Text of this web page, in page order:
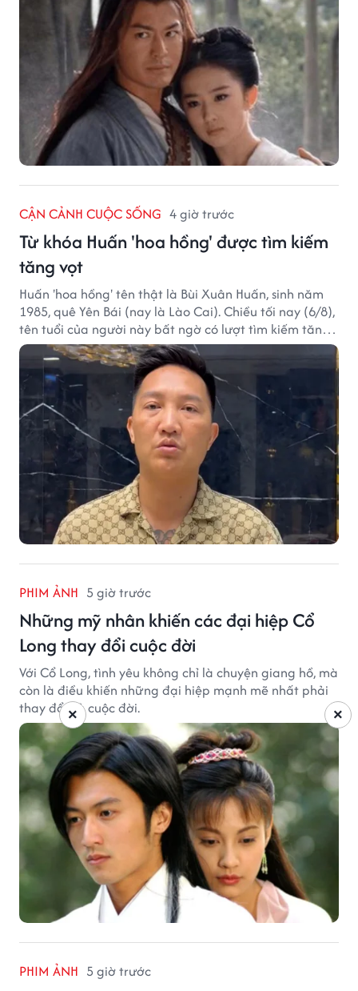
CẬN CẢNH CUỘC SỐNG 4 giờ trước
Từ khóa Huấn 'hoa hồng' được tìm kiếm
tăng vọt
Huấn 'hoa hồng' tên thật là Bùi Xuân Huấn, sinh năm
1985, quê Yên Bái (nay là Lào Cai). Chiều tối nay (6/8),
tên tuổi của người này bất ngờ có lượt tìm kiếm tăng
vọt.
PHIM ẢNH 5 giờ trước
Những mỹ nhân khiến các đại hiệp Cổ
Long thay đổi cuộc đời
Với Cổ Long, tình yêu không chỉ là chuyện giang hồ, mà
còn là điều khiến những đại hiệp mạnh mẽ nhất phải
thay đổi cả cuộc đời.
PHIM ẢNH 5 giờ trước
×
×